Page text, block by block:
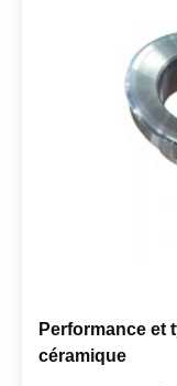
Performance et
céramique